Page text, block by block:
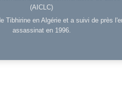
(AICLC)
Tibhirine en Algérie et a suivi de près
assassinat en 1996.